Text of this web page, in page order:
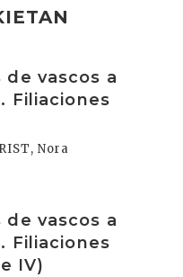
vascos a
Filiaciones
Nora
vascos a
Filiaciones
IV)